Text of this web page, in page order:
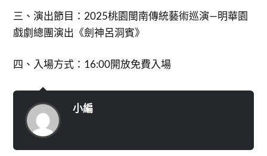
三、演出節目：2025桃園閩南傳統藝術巡演—明華園
戲劇總團演出《劍神呂洞賓》
四、入場方式：16:00開放免費入場
小編